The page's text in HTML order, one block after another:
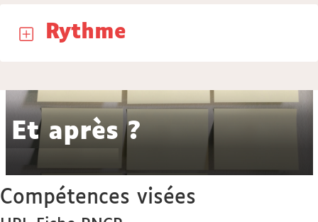
Rythme
Et après ?
Compétences visées